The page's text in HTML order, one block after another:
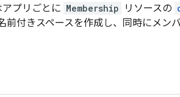
アプリごとに Membership リソースの
前付きスペースを作成し、同時にメン